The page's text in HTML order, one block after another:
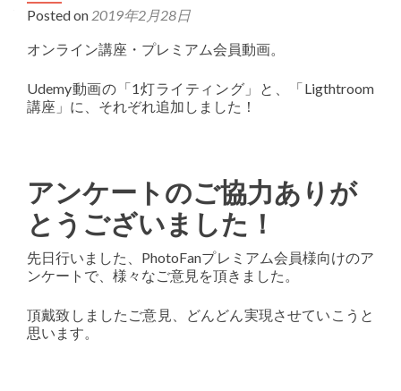
Posted on 2019年2月28日
オンライン講座・プレミアム会員動画。
Udemy動画の「1灯ライティング」と、「Ligthtroom
講座」に、それぞれ追加しました！
アンケートのご協力ありが
とうございました！
先日行いました、PhotoFanプレミアム会員様向けのア
ンケートで、様々なご意見を頂きました。
頂戴致しましたご意見、どんどん実現させていこうと
思います。